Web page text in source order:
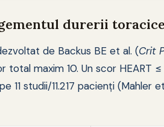
durerii
de Backus BE et al. (Crit
maxim 10. Un scor
studii/11.217 pacienți (Mahler